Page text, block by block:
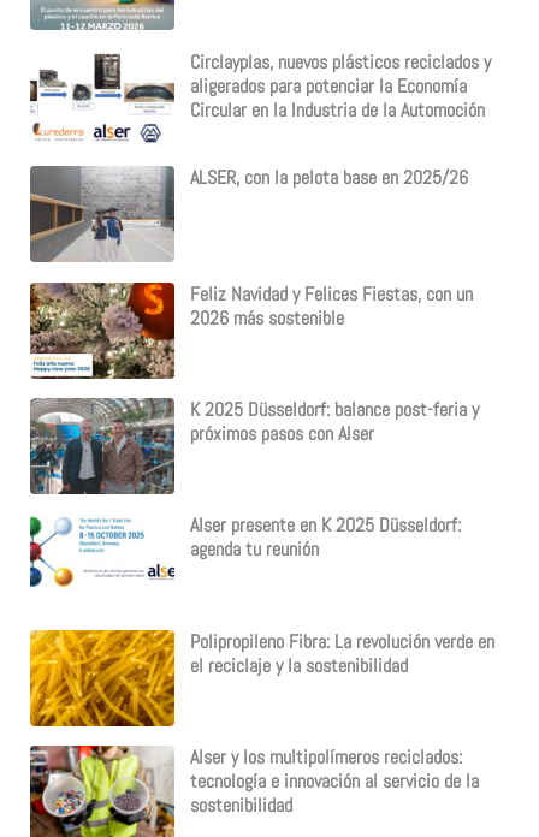
Circlayplas, nuevos plásticos reciclados y
aligerados para potenciar la Economía
Circular en la Industria de la Automoción
ALSER, con la pelota base en 2025/26
Feliz Navidad y Felices Fiestas, con un
2026 más sostenible
K 2025 Düsseldorf: balance post-feria y
próximos pasos con Alser
Alser presente en K 2025 Düsseldorf:
agenda tu reunión
Polipropileno Fibra: La revolución verde en
el reciclaje y la sostenibilidad
Alser y los multipolímeros reciclados:
tecnología e innovación al servicio de la
sostenibilidad